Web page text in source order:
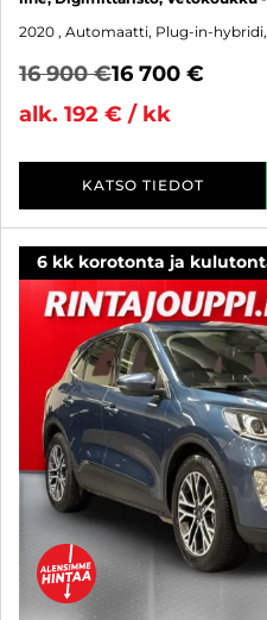
2020 , Automaatti, Plug-in-hybridi,
16 900 €16 700 €
alk. 192 € / kk
KATSO TIEDOT
6 kk korotonta ja